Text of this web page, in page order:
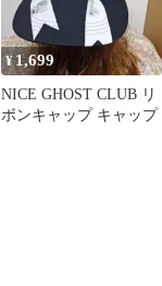
¥1,699
NICE GHOST CLUB リ
ボンキャップ キャップ